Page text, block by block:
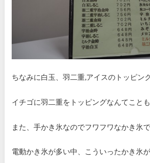
ちなみに白玉、羽二重,アイスのトッピン
イチゴに羽二重をトッピングなんてことも
また、手かき氷なのでフワフワなかき氷
電動かき氷が多い中、こういったかき氷